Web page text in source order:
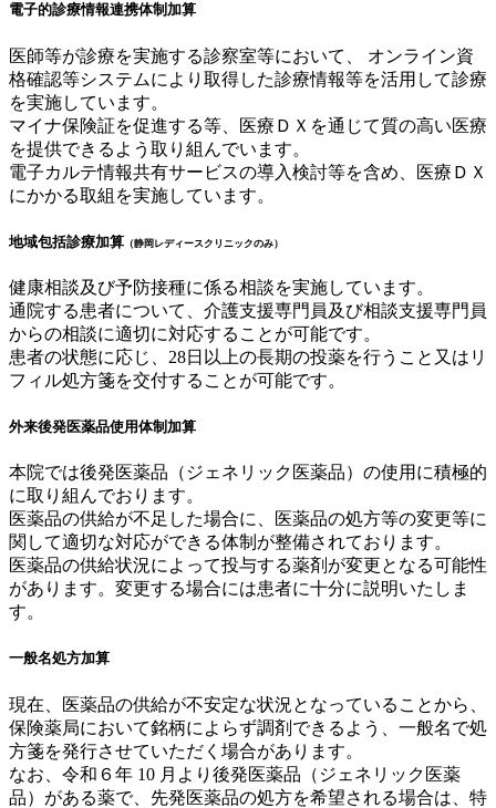
電子的診療情報連携体制加算
医師等が診療を実施する診察室等において、 オンライン資
格確認等システムにより取得した診療情報等を活用して診療
を実施しています。
マイナ保険証を促進する等、医療ＤＸを通じて質の高い医療
を提供できるよう取り組んでいます。
電子カルテ情報共有サービスの導入検討等を含め、医療ＤＸ
にかかる取組を実施しています。
地域包括診療加算 （静岡レディースクリニックのみ）
健康相談及び予防接種に係る相談を実施しています。
通院する患者について、介護支援専門員及び相談支援専門員
からの相談に適切に対応することが可能です。
患者の状態に応じ、28日以上の長期の投薬を行うこと又はリ
フィル処方箋を交付することが可能です。
外来後発医薬品使用体制加算
本院では後発医薬品（ジェネリック医薬品）の使用に積極的
に取り組んでおります。
医薬品の供給が不足した場合に、医薬品の処方等の変更等に
関して適切な対応ができる体制が整備されております。
医薬品の供給状況によって投与する薬剤が変更となる可能性
があります。変更する場合には患者に十分に説明いたしま
す。
一般名処方加算
現在、医薬品の供給が不安定な状況となっていることから、
保険薬局において銘柄によらず調剤できるよう、一般名で処
方箋を発行させていただく場合があります。
なお、令和６年 10 月より後発医薬品（ジェネリック医薬
品）がある薬で、先発医薬品の処方を希望される場合は、特